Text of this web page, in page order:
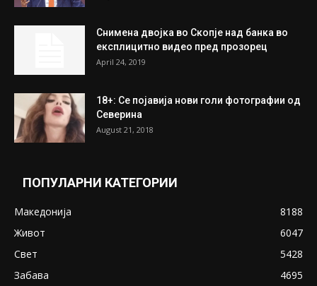
Снимена двојка во Скопје над банка во
експлицитно видео пред прозорец
April 24, 2019
18+: Се појавија нови голи фотографии од
Северина
August 21, 2018
ПОПУЛАРНИ КАТЕГОРИИ
Македонија
8188
Живот
6047
Свет
5428
Забава
4695